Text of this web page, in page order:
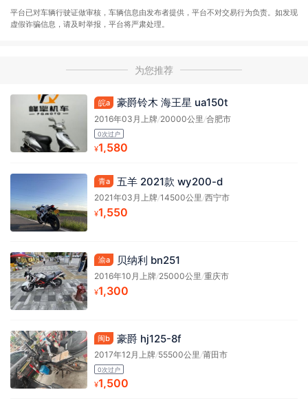
平台已对车辆行驶证做审核，车辆信息由发布者提供，平台不对交易行为负责。如发现
虚假诈骗信息，请及时举报，平台将严肃处理。
为您推荐
皖a 豪爵铃木 海王星 ua150t
2016年03月上牌/20000公里 /合肥市
0次过户
¥1,580
青a 五羊 2021款 wy200-d
2021年03月上牌/14500公里/西宁市
¥1,550
渝a 贝纳利 bn251
2016年10月上牌/25000公里/重庆市
¥1,300
闽b 豪爵 hj125-8f
2017年12月上牌/55500公里/莆田市
0次过户
¥1,500